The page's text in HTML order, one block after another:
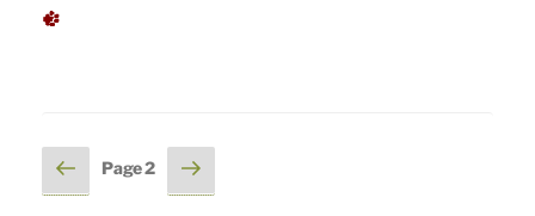
Pagination
des
Page
précédente
Page2
Page
suivante